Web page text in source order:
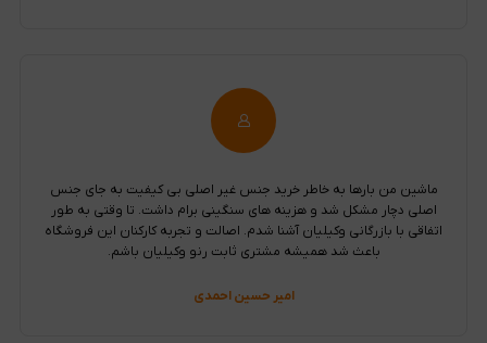
ماشین من بارها به خاطر خرید جنس غیر اصلی بی کیفیت به جای جنس
اصلی دچار مشکل شد و هزینه های سنگینی برام داشت. تا وقتی به طور
اتفاقی با بازرگانی وکیلیان آشنا شدم. اصالت و تجربه کارکنان این فروشگاه
باعث شد همیشه مشتری ثابت رنو وکیلیان باشم.
امیر حسین احمدی